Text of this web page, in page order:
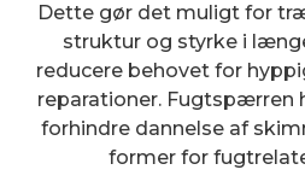
Dette gør det muligt for
struktur og styrke i
reducere behovet for
reparationer.
forhindre dannelse af
former for